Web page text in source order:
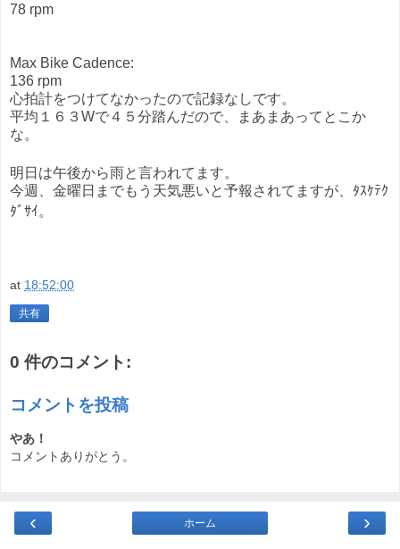
78 rpm
Max Bike Cadence:
136 rpm
心拍計をつけてなかったので記録なしです。
平均１６３Wで４５分踏んだので、まあまあってとこか
な。
明日は午後から雨と言われてます。
今週、金曜日までもう天気悪いと予報されてますが、ﾀｽｹﾃｸ
ﾀﾞｻｲ。
at 18:52:00
共有
0 件のコメント:
コメントを投稿
やあ！
コメントありがとう。
‹ ›
ホーム